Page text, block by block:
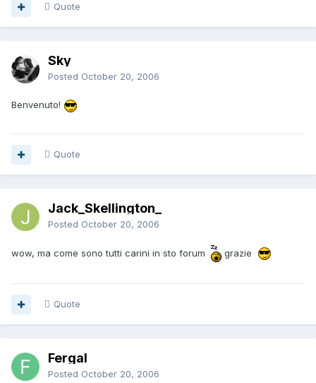
Quote
Sky
Posted October 20, 2006
Benvenuto!
Quote
Jack_Skellington_
Posted October 20, 2006
wow, ma come sono tutti carini in sto forum grazie
Quote
Fergal
Posted October 20, 2006